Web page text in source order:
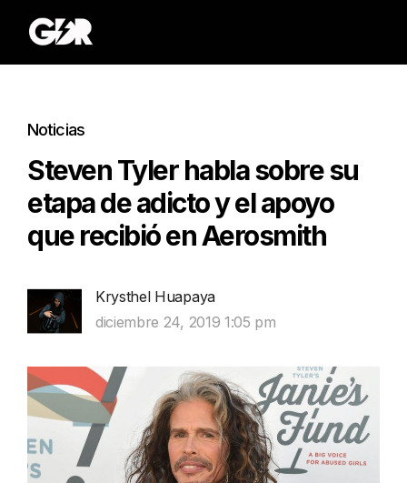
Noticias
Steven Tyler habla sobre su
etapa de adicto y el apoyo
que recibió en Aerosmith
Krysthel Huapaya
diciembre 24, 2019 1:05 pm